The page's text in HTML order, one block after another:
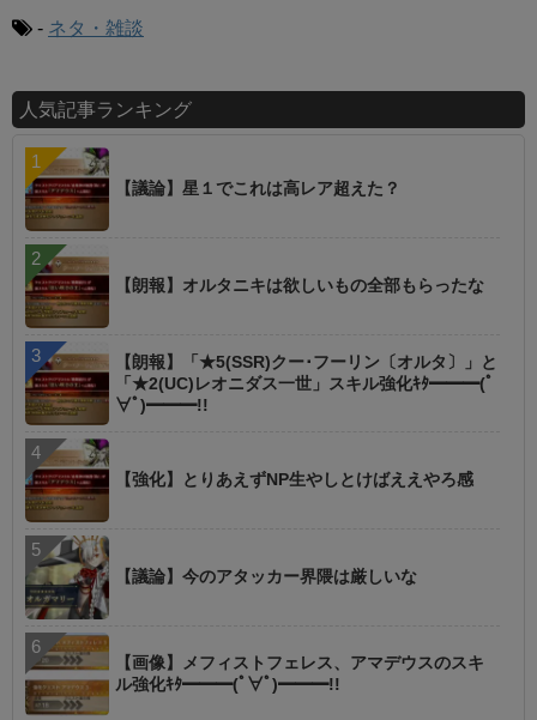
- ネタ・雑談
人気記事ランキング
【議論】星１でこれは高レア超えた？
【朗報】オルタニキは欲しいもの全部もらったな
【朗報】「★5(SSR)クー･フーリン〔オルタ〕」と
「★2(UC)レオニダス一世」スキル強化ｷﾀ━━━(ﾟ
∀ﾟ)━━━!!
【強化】とりあえずNP生やしとけばええやろ感
【議論】今のアタッカー界隈は厳しいな
【画像】メフィストフェレス、アマデウスのスキ
ル強化ｷﾀ━━━(ﾟ∀ﾟ)━━━!!